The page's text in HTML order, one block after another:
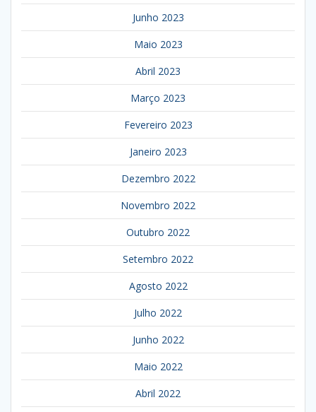
Junho 2023
Maio 2023
Abril 2023
Março 2023
Fevereiro 2023
Janeiro 2023
Dezembro 2022
Novembro 2022
Outubro 2022
Setembro 2022
Agosto 2022
Julho 2022
Junho 2022
Maio 2022
Abril 2022